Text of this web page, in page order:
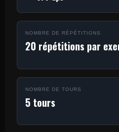
NOMBRE DE RÉPÉTITIONS
20 répétitions par
NOMBRE DE TOURS
5 tours